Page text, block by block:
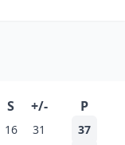
S +/-
P
16 31 37